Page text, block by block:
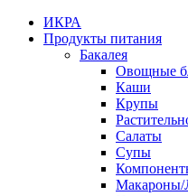
ИКРА
Продукты питания
Бакалея
Овощные
Каши
Крупы
Салаты
Супы
Макароны/